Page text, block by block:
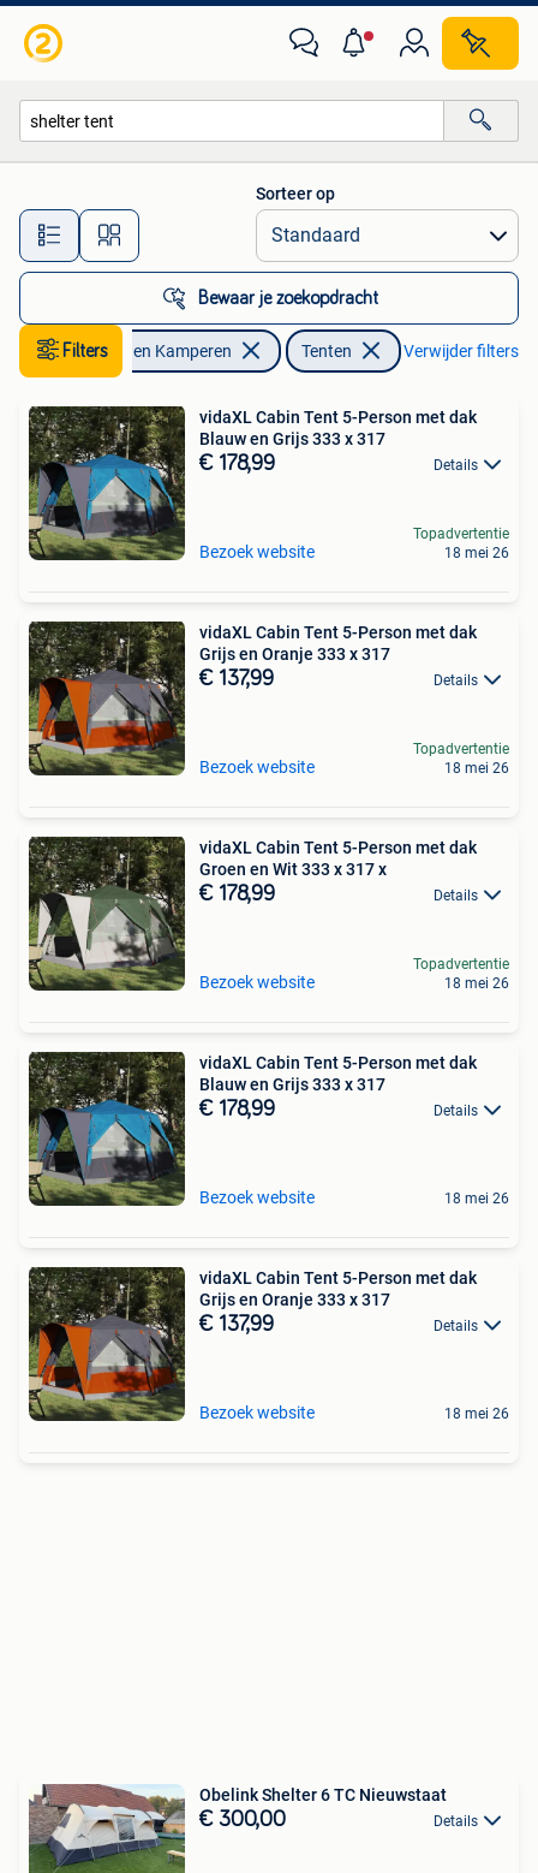
Alle afstanden…
Sorteer op
Bewaar je zoekopdracht
Filters
Caravans en Kamperen Tenten Verwijder filters
vidaXL Cabin Tent 5-Person met dak
Blauw en Grijs 333 x 317
€ 178,99 Details
Bezoek website
Topadvertentie
18 mei 26
vidaXL Cabin Tent 5-Person met dak
Grijs en Oranje 333 x 317
€ 137,99 Details
Bezoek website
Topadvertentie
18 mei 26
vidaXL Cabin Tent 5-Person met dak
Groen en Wit 333 x 317 x
€ 178,99 Details
Bezoek website
Topadvertentie
18 mei 26
vidaXL Cabin Tent 5-Person met dak
Blauw en Grijs 333 x 317
€ 178,99 Details
Bezoek website 18 mei 26
vidaXL Cabin Tent 5-Person met dak
Grijs en Oranje 333 x 317
€ 137,99 Details
Bezoek website 18 mei 26
Obelink Shelter 6 TC Nieuwstaat
€ 300,00 Details